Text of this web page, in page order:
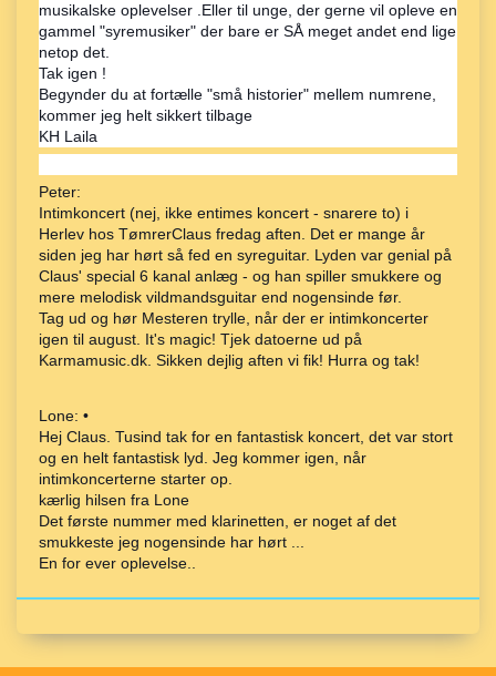
musikalske oplevelser .Eller til unge, der gerne vil opleve en
gammel "syremusiker" der bare er SÅ meget andet end lige
netop det.
Tak igen !
Begynder du at fortælle "små historier" mellem numrene,
kommer jeg helt sikkert tilbage
KH Laila
Peter:
Intimkoncert (nej, ikke entimes koncert - snarere to) i
Herlev hos TømrerClaus fredag aften. Det er mange år
siden jeg har hørt så fed en syreguitar. Lyden var genial på
Claus' special 6 kanal anlæg - og han spiller smukkere og
mere melodisk vildmandsguitar end nogensinde før.
Tag ud og hør Mesteren trylle, når der er intimkoncerter
igen til august. It's magic! Tjek datoerne ud på
Karmamusic.dk. Sikken dejlig aften vi fik! Hurra og tak!
Lone: •
Hej Claus. Tusind tak for en fantastisk koncert, det var stort
og en helt fantastisk lyd. Jeg kommer igen, når
intimkoncerterne starter op.
kærlig hilsen fra Lone
Det første nummer med klarinetten, er noget af det
smukkeste jeg nogensinde har hørt ...
En for ever oplevelse..